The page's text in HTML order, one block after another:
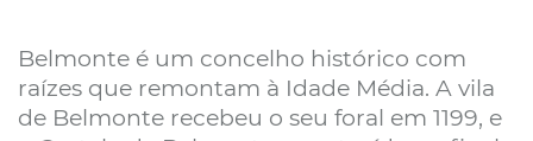
Belmonte é um concelho histórico com
raízes que remontam à Idade Média. A vila
de Belmonte recebeu o seu foral em 1199, e